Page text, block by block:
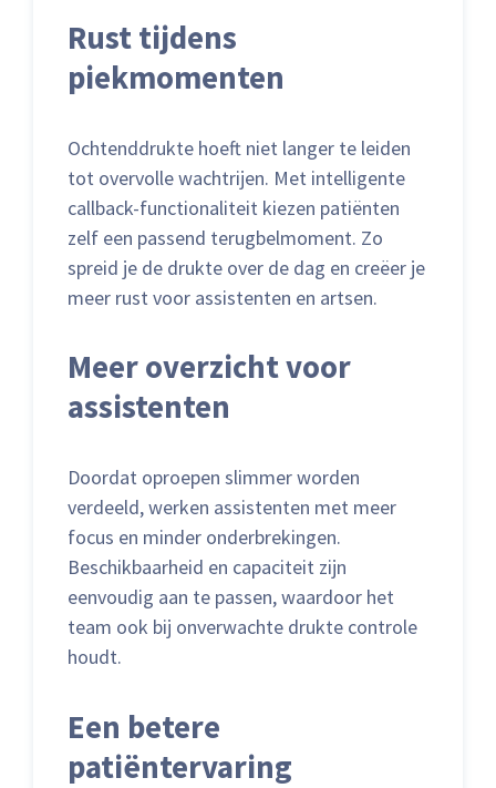
Rust tijdens
piekmomenten
Ochtenddrukte hoeft niet langer te leiden
tot overvolle wachtrijen. Met intelligente
callback-functionaliteit kiezen patiënten
zelf een passend terugbelmoment. Zo
spreid je de drukte over de dag en creëer je
meer rust voor assistenten en artsen.
Meer overzicht voor
assistenten
Doordat oproepen slimmer worden
verdeeld, werken assistenten met meer
focus en minder onderbrekingen.
Beschikbaarheid en capaciteit zijn
eenvoudig aan te passen, waardoor het
team ook bij onverwachte drukte controle
houdt.
Een betere
patiëntervaring